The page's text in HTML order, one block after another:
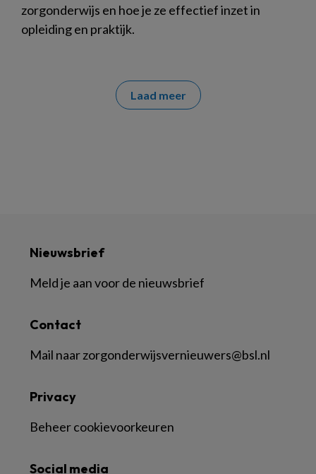
zorgonderwijs en hoe je ze effectief inzet in
opleiding en praktijk.
Laad meer
Nieuwsbrief
Meld je aan voor de nieuwsbrief
Contact
Mail naarzorgonderwijsvernieuwers@bsl.nl
Privacy
Beheer cookievoorkeuren
Social media